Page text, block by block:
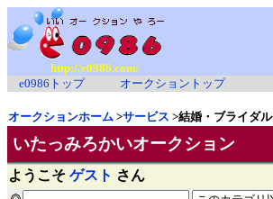
http://e0986.com/
e0986トップ
オークショントップ
オークションホーム >サービス >結婚・ブライダル
いたっみろかいオークション
ようこそ ゲスト さん